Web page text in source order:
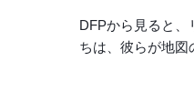
DFPから見ると、
ちは、彼らが地図